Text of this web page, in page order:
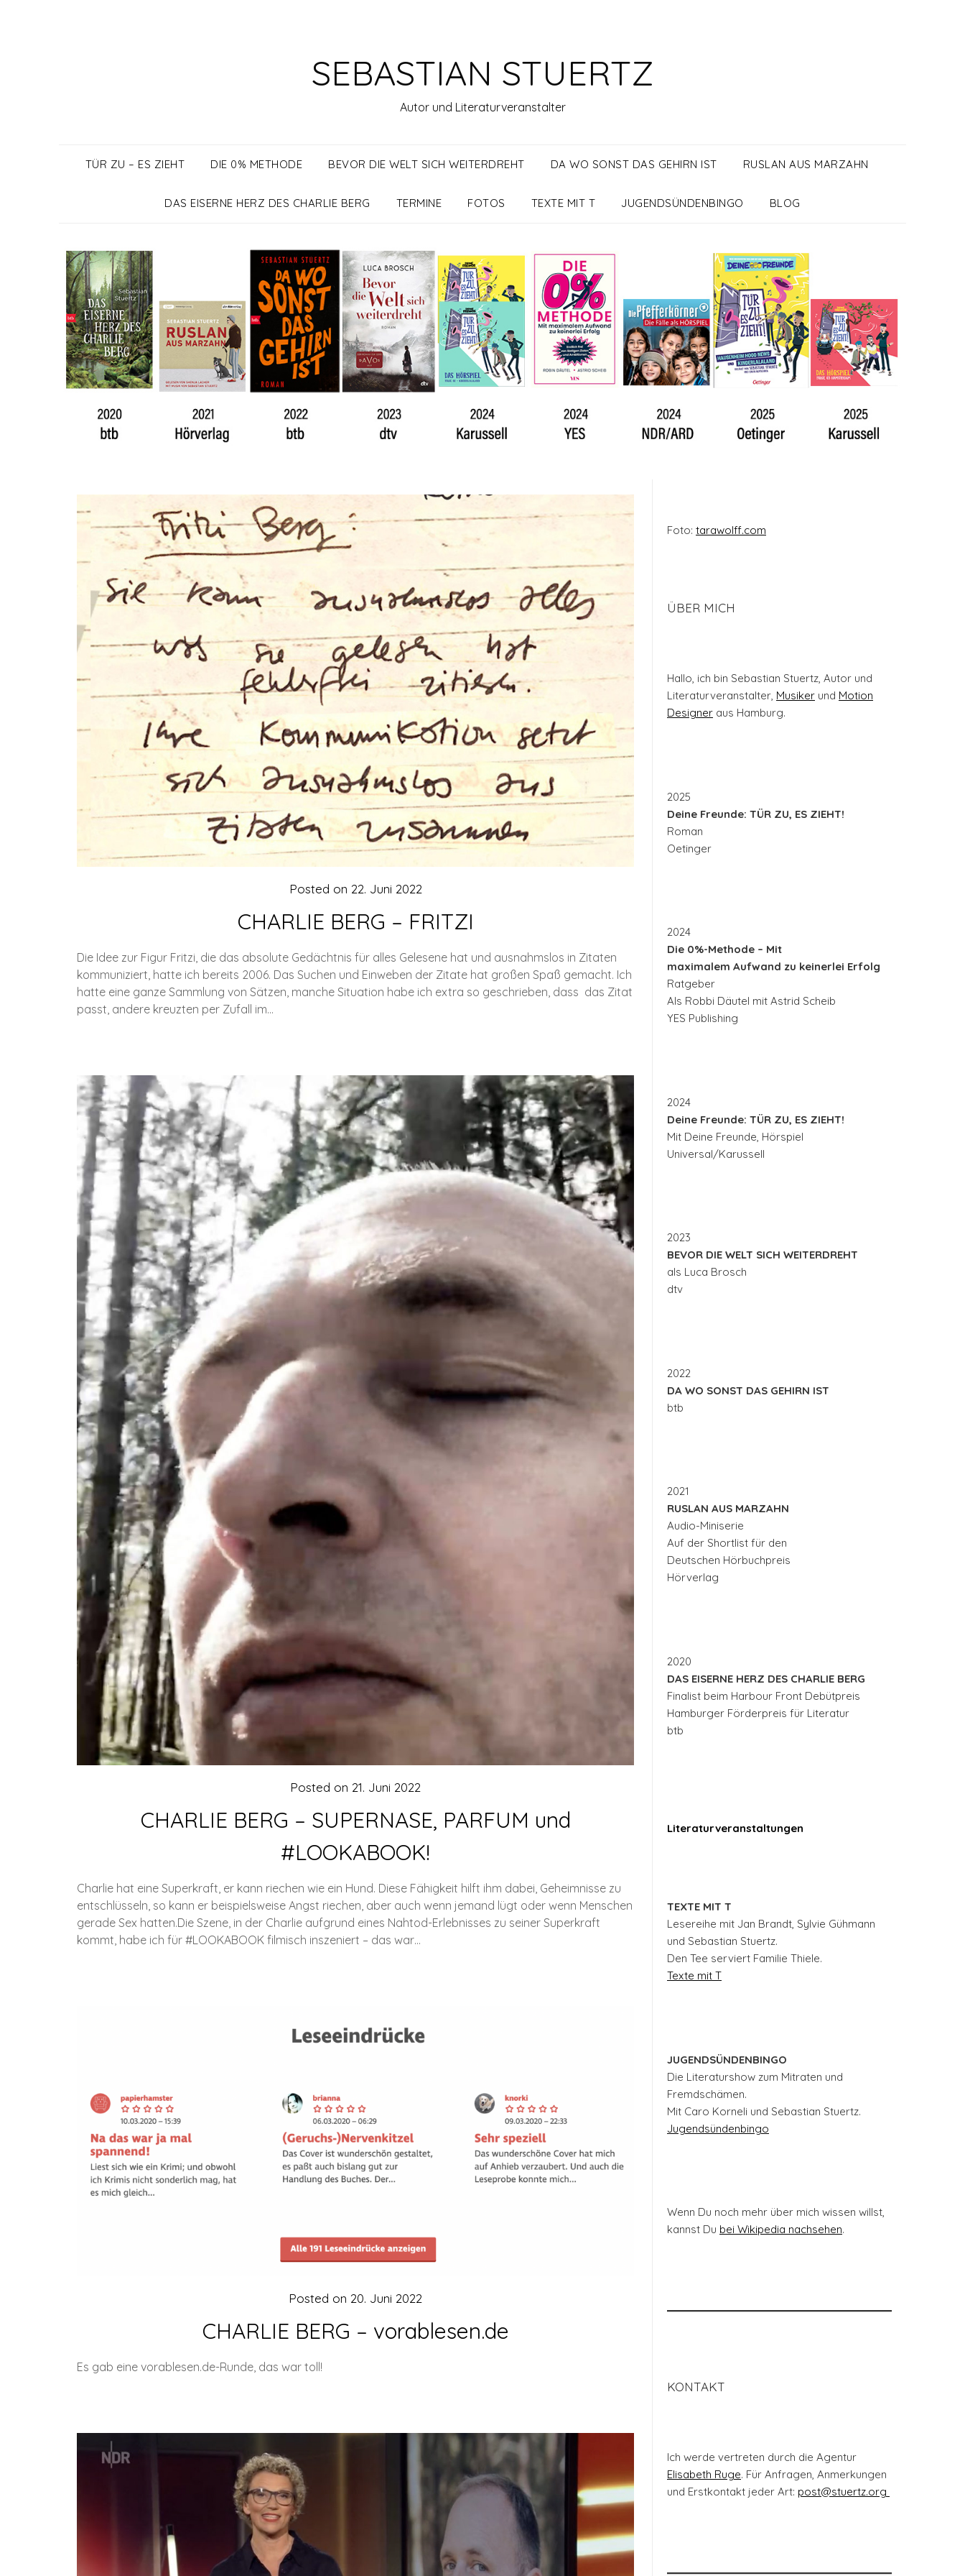
SEBASTIAN STUERTZ
Autor und Literaturveranstalter
TÜR ZU – ES ZIEHT DIE 0% METHODE BEVOR DIE WELT SICH WEITERDREHT DA WO SONST DAS GEHIRN IST RUSLAN AUS MARZAHN
DAS EISERNE HERZ DES CHARLIE BERG TERMINE FOTOS TEXTE MIT T JUGENDSÜNDENBINGO BLOG
CHARLIE BERG – FRITZI
Posted on 22. Juni 2022
Die Idee zur Figur Fritzi, die das absolute Gedächtnis für alles Gelesene hat und ausnahmslos in Zitaten
kommuniziert, hatte ich bereits 2006. Das Suchen und Einweben der Zitate hat großen Spaß gemacht. Ich
hatte eine ganze Sammlung von Sätzen, manche Situation habe ich extra so geschrieben, dass das Zitat
passt, andere kreuzten per Zufall im…
CHARLIE BERG – SUPERNASE, PARFUM und
#LOOKABOOK!
Posted on 21. Juni 2022
Charlie hat eine Superkraft, er kann riechen wie ein Hund. Diese Fähigkeit hilft ihm dabei, Geheimnisse zu
entschlüsseln, so kann er beispielsweise Angst riechen, aber auch wenn jemand lügt oder wenn Menschen
gerade Sex hatten.Die Szene, in der Charlie aufgrund eines Nahtod-Erlebnisses zu seiner Superkraft
kommt, habe ich für #LOOKABOOK filmisch inszeniert – das war…
CHARLIE BERG – vorablesen.de
Posted on 20. Juni 2022
Es gab eine vorablesen.de-Runde, das war toll!
Foto: tarawolff.com
ÜBER MICH
Hallo, ich bin Sebastian Stuertz, Autor und
Literaturveranstalter, Musiker und Motion
Designer aus Hamburg.
2025
Deine Freunde: TÜR ZU, ES ZIEHT!
Roman
Oetinger
2024
Die 0%-Methode – Mit
maximalem Aufwand zu keinerlei Erfolg
Ratgeber
Als Robbi Däutel mit Astrid Scheib
YES Publishing
2024
Deine Freunde: TÜR ZU, ES ZIEHT!
Mit Deine Freunde, Hörspiel
Universal/Karussell
2023
BEVOR DIE WELT SICH WEITERDREHT
als Luca Brosch
dtv
2022
DA WO SONST DAS GEHIRN IST
btb
2021
RUSLAN AUS MARZAHN
Audio-Miniserie
Auf der Shortlist für den
Deutschen Hörbuchpreis
Hörverlag
2020
DAS EISERNE HERZ DES CHARLIE BERG
Finalist beim Harbour Front Debütpreis
Hamburger Förderpreis für Literatur
btb
Literaturveranstaltungen
TEXTE MIT T
Lesereihe mit Jan Brandt, Sylvie Gühmann
und Sebastian Stuertz.
Den Tee serviert Familie Thiele.
Texte mit T
JUGENDSÜNDENBINGO
Die Literaturshow zum Mitraten und
Fremdschämen.
Mit Caro Korneli und Sebastian Stuertz.
Jugendsündenbingo
Wenn Du noch mehr über mich wissen willst,
kannst Du bei Wikipedia nachsehen.
KONTAKT
Ich werde vertreten durch die Agentur
Elisabeth Ruge. Für Anfragen, Anmerkungen
und Erstkontakt jeder Art: post@stuertz.org